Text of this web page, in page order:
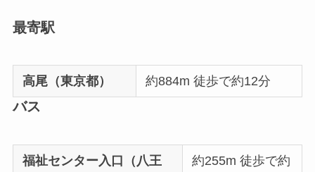
最寄駅
高尾（東京都） 約884m 徒歩で約12分
バス
福祉センター入口（八王
約255m 徒歩で約